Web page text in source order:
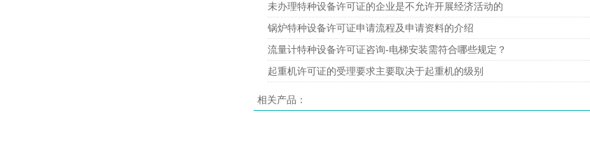
未办理特种设备许可证的企业是不允许开展经济活动的
锅炉特种设备许可证申请流程及申请资料的介绍
流量计特种设备许可证咨询-电梯安装需符合哪些规定？
起重机许可证的受理要求主要取决于起重机的级别
相关产品：